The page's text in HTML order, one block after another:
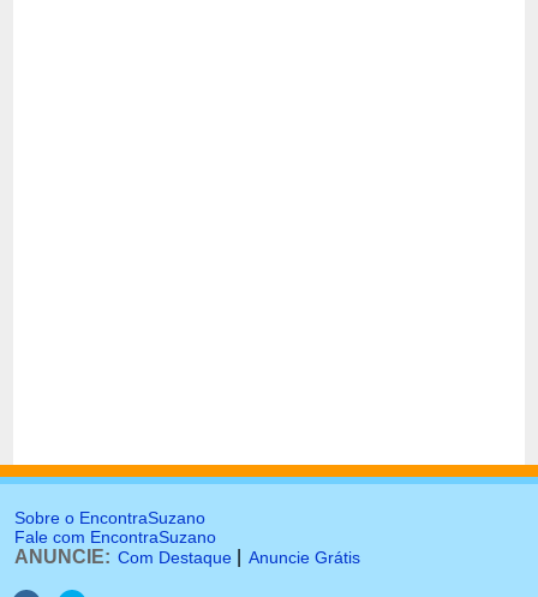
Sobre o EncontraSuzano
Fale com EncontraSuzano
ANUNCIE: Com Destaque Anuncie Grátis